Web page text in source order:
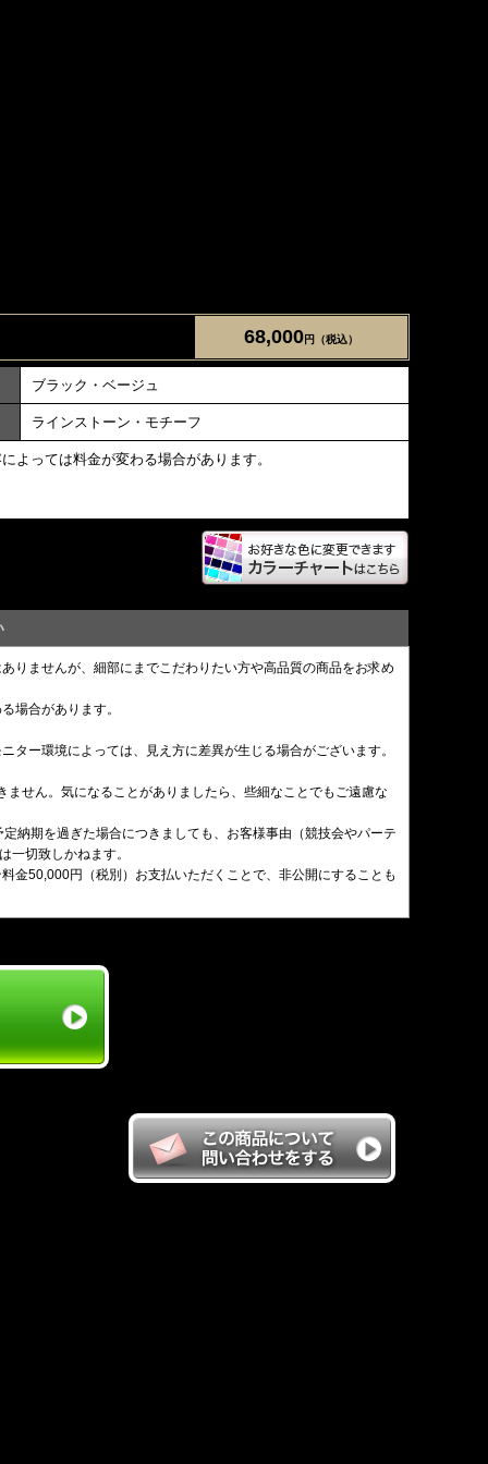
68,000円（税込）
ブラック・ベージュ
ラインストーン・モチーフ
よっては料金が変わる場合があります。
りませんが、細部にまでこだわりたい方や高品質の商品をお求め
場合があります。
ー環境によっては、見え方に差異が生じる場合がございます。
せん。気になることがありましたら、些細なことでもご遠慮な
納期を過ぎた場合につきましても、お客様事由（競技会やパーテ
一切致しかねます。
金50,000円（税別）お支払いただくことで、非公開にすることも